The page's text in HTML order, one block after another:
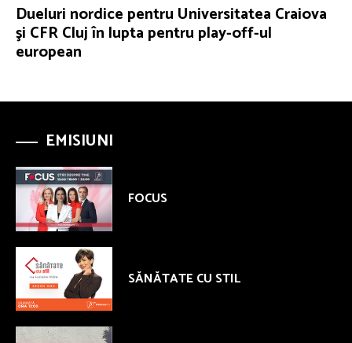
Dueluri nordice pentru Universitatea Craiova
şi CFR Cluj în lupta pentru play-off-ul
european
EMISIUNI
FOCUS
SĂNĂTATE CU STIL